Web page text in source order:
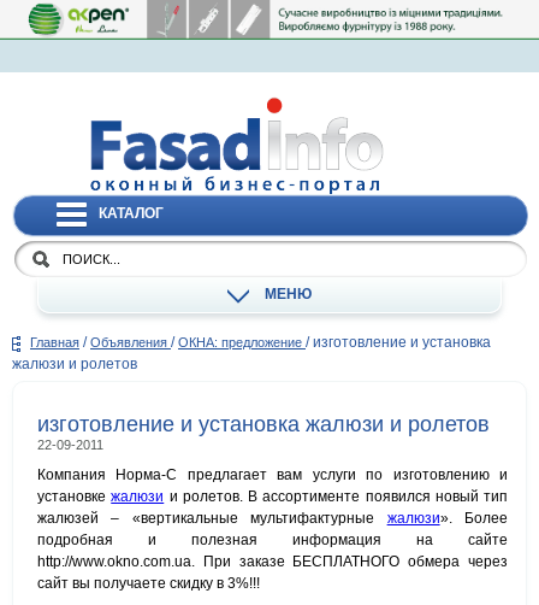
КАТАЛОГ
МЕНЮ
Главная / Объявления / ОКНА: предложение / изготовление и установка
жалюзи и ролетов
изготовление и установка жалюзи и ролетов
22-09-2011
Компания Норма-С предлагает вам услуги по изготовлению и
установкежалюзи и ролетов. В ассортименте появился новый тип
жалюзей – «вертикальные мультифактурные жалюзи». Более
подробная и полезная информация на сайте
http://www.okno.com.ua. При заказе БЕСПЛАТНОГО обмера через
сайт вы получаете скидку в 3%!!!